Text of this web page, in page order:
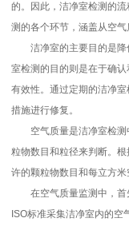
的。因此，洁净室检测的
测的各个环节，涵盖从空气
洁净室的主要目的是
室检测的目的则是在于确
有效性。通过定期的洁净
措施进行修复。
空气质量是洁净室检
粒物数目和粒径来判断。
许的颗粒物数目和每立方米
在空气质量监测中，
ISO标准采集洁净室内的